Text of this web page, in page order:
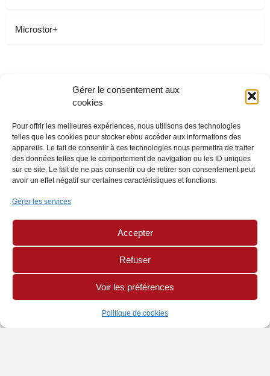
Gérer le consentement aux
cookies
Pour offrir les meilleures expériences, nous utilisons des technologies
telles que les cookies pour stocker et/ou accéder aux informations des
appareils. Le fait de consentir à ces technologies nous permettra de traiter
des données telles que le comportement de navigation ou les ID uniques
sur ce site. Le fait de ne pas consentir ou de retirer son consentement peut
avoir un effet négatif sur certaines caractéristiques et fonctions.
Gérer les services
Accepter
Refuser
Voir les préférences
Politique de cookies
Microstor+